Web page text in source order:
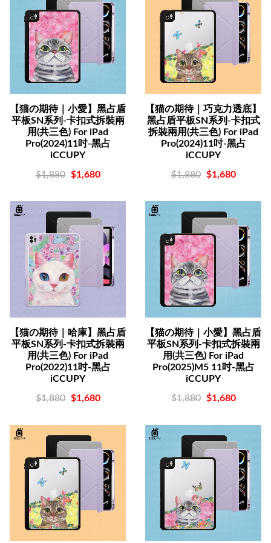
【猫の期待｜小愛】黑占盾
平板SN系列-卡扣式拆裝兩
用(共三色) For iPad
Pro(2024)11吋-黑占
iCCUPY
$1,880 $1,680
【猫の期待｜巧克力透底】
黑占盾平板SN系列-卡扣式
拆裝兩用(共三色) For iPad
Pro(2024)11吋-黑占
iCCUPY
$1,880 $1,680
【猫の期待｜哈庫】黑占盾
平板SN系列-卡扣式拆裝兩
用(共三色) For iPad
Pro(2022)11吋-黑占
iCCUPY
$1,880 $1,680
【猫の期待｜小愛】黑占盾
平板SN系列-卡扣式拆裝兩
用(共三色) For iPad
Pro(2025)M5 11吋-黑占
iCCUPY
$1,880 $1,680